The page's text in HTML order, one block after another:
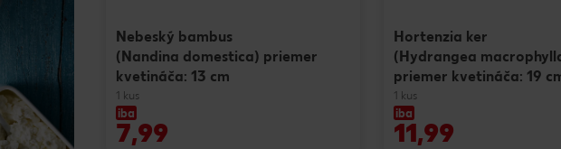
Nebeský bambus
(Nandina domestica) priemer
kvetináča: 13 cm
1 kus
iba
7,99
Hortenzia ker
(Hydrangea
priemer kvetináča: 19
1 kus
iba
11,99